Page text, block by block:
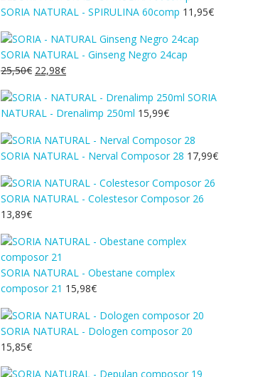
SORIA NATURAL - SPIRULINA 60comp 11,95€
SORIA NATURAL - Ginseng Negro 24cap
25,50€ O
original
era:
22,98€O
atual
é:
SORIA
NATURAL - Drenalimp 250ml 15,99€
SORIA NATURAL - Nerval Composor 28 17,99€
SORIA NATURAL - Colestesor Composor 26
13,89€
SORIA NATURAL - Obestane complex
composor 21 15,98€
SORIA NATURAL - Dologen composor 20
15,85€